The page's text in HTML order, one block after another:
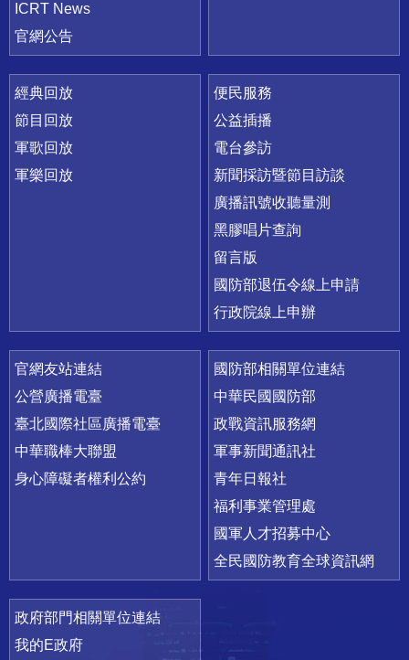
ICRT News
官網公告
經典回放
節目回放
軍歌回放
軍樂回放
便民服務
公益插播
電台參訪
新聞採訪暨節目訪談
廣播訊號收聽量測
黑膠唱片查詢
留言版
國防部退伍令線上申請
行政院線上申辦
官網友站連結
公營廣播電臺
臺北國際社區廣播電臺
中華職棒大聯盟
身心障礙者權利公約
國防部相關單位連結
中華民國國防部
政戰資訊服務網
軍事新聞通訊社
青年日報社
福利事業管理處
國軍人才招募中心
全民國防教育全球資訊網
政府部門相關單位連結
我的E政府